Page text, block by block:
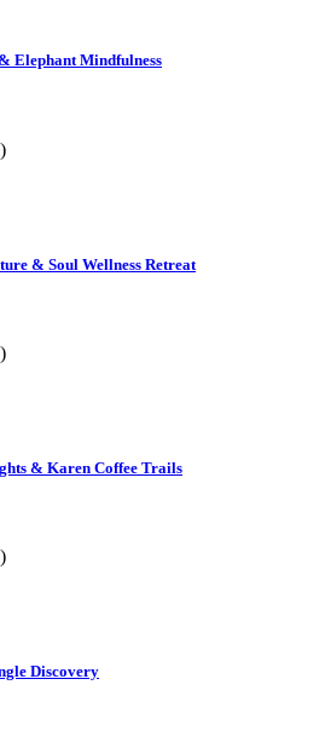
Elephant Mindfulness
& Soul Wellness Retreat
& Karen Coffee Trails
Discovery